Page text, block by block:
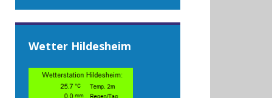
Wetter Hildesheim